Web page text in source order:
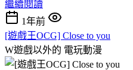
繼續閱讀
1年前
[遊戲王OCG] Close to you
W遊戲以外的 電玩動漫